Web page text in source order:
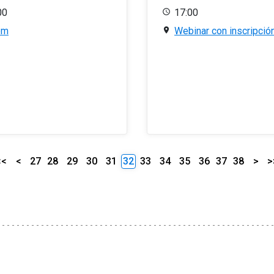
17:00
Webinar con
< 27 28 29 30 31 32 33 34 35 36 37 38 >